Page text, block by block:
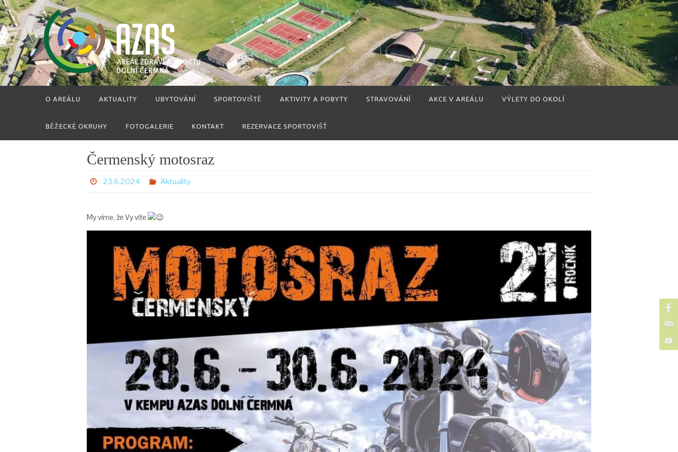
Přeskočit
na
obsah
O AREÁLU AKTUALITY UBYTOVÁNÍ SPORTOVIŠTĚ AKTIVITY A POBYTY STRAVOVÁNÍ AKCE V AREÁLU VÝLETY DO OKOLÍ
BĚŽECKÉ OKRUHY FOTOGALERIE KONTAKT REZERVACE SPORTOVIŠŤ
Čermenský motosraz
23.6.2024 Aktuality
My víme, že Vy víte